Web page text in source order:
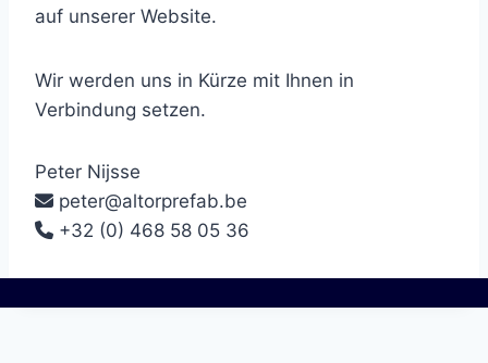
auf unserer Website.
Wir werden uns in Kürze mit Ihnen in
Verbindung setzen.
Peter Nijsse
peter@altorprefab.be
+32 (0) 468 58 05 36